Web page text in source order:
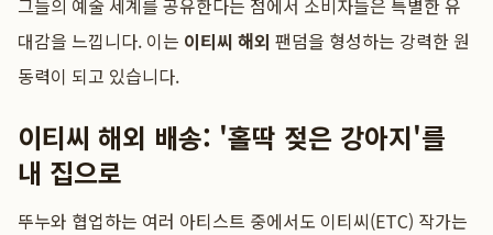
그들의 예술 세계를 공유한다는 점에서 소비자들은 특별한 유
대감을 느낍니다. 이는 이티씨 해외 팬덤을 형성하는 강력한 원
동력이 되고 있습니다.
이티씨 해외 배송: '홀딱 젖은 강아지'를
내 집으로
뚜누와 협업하는 여러 아티스트 중에서도 이티씨(ETC) 작가는